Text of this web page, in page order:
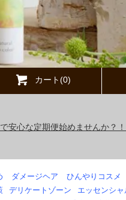
カート(0)
安心な定期便始めませんか？
ダメージヘア ひんやりコスメ
デリケートゾーン
エッセンシ